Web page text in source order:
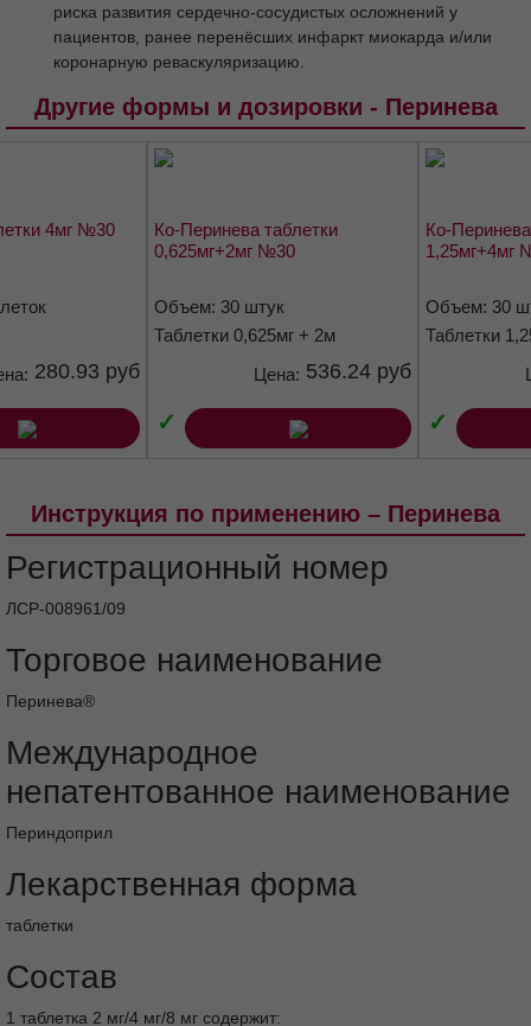
Способ применения и дозы
Артериальная гипертензия
Профилактика повторного инсульта у
заболеваниями в анамнезе
Побочное действие
Передозировка
лекарственными средствами
Диуретические средства
Калийсберегающие диуретики,
продукты и пищевые добавки
Литий
препараты (НПВП), в том
числе ацетилсалициловая кислота в дозах
Другие антигипертензивные средства и
вазодилататоры
Трициклические антидепрессанты/
(нейролептики)/средства для общей
Симпатомиметики
Особые указания
Стабильная ишемическая болезнь сердца
Нарушение функции почек
Пациенты на гемодиализе
Повышенная чувствителъность/
ангионевротический отёк
риска развития сердечно-сосудистых осложнений у
пациентов, ранее перенёсших инфаркт миокарда и/или
коронарную реваскуляризацию.
Другие формы и дозировки - Перинева
4мг №30
280.93 руб
Ко-Перинева таблетки
0,625мг+2мг №30
Объем: 30 штук
Таблетки 0,625мг + 2м
Цена: 536.24 руб
✓
Ко-
1,25мг+4мг
Объем: 30
Таблетки
✓
Инструкция по применению – Перинева
Регистрационный номер
ЛСР-008961/09
Торговое наименование
Перинева®
Международное
непатентованное наименование
Периндоприл
Лекарственная форма
таблетки
Состав
1 таблетка 2 мг/4 мг/8 мг содержит: